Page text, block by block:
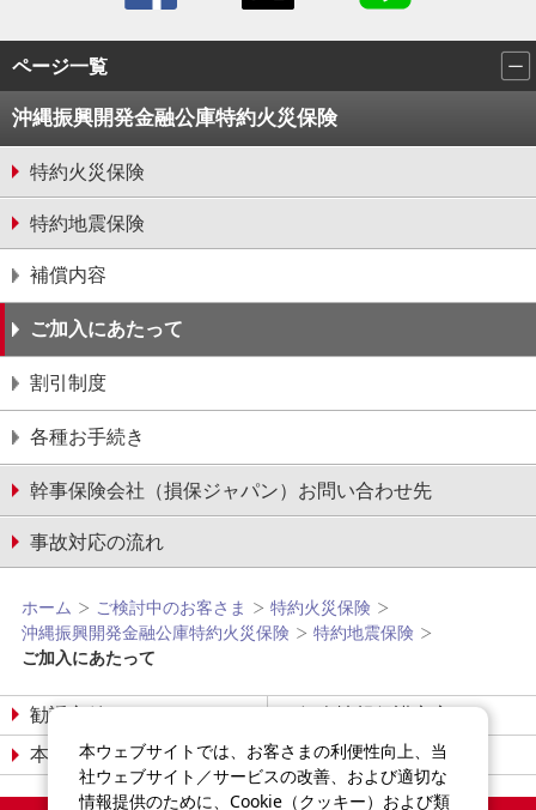
ページ一覧
沖縄振興開発金融公庫特約火災保険
特約火災保険
特約地震保険
補償内容
ご加入にあたって
割引制度
各種お手続き
幹事保険会社（損保ジャパン）お問い合わせ先
事故対応の流れ
ホーム ご検討中のお客さま
特約火災保険
沖縄振興開発金融公庫特約火災保険
特約地震保険
ご加入にあたって
勧誘方針
本サイトについて
サイトマップ
本ウェブサイトでは、お客さまの利便性向上、当
社ウェブサイト／サービスの改善、および適切な
情報提供のために、Cookie（クッキー）および類